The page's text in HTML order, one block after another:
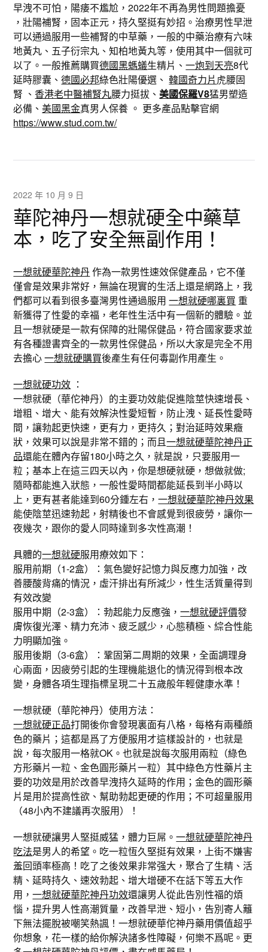
早洩不可怕，陽痿不尷尬，2022年不再為男性問題擔憂
，壯陽補腎，固本正元，持久堅挺有妙招。治療男性早泄
可以通過服用一些補腎的中草藥，一般的中藥治療有六味
地黃丸、五子衍宗丸、知柏地黃丸等，使用其中一個就可
以了。一般推薦購買德國黑螞蟻生精片、一炮到天亮8代
延時膠囊、德國必邦綠色壯陽優選、韓國奇力片虎腰固
腎 、香港老中醫補腎丸腰力挺拔、美國保羅V8猛男塑造
必備、美國黑金真男人保養 。 更多產品點擊官網
https://www.stud.com.tw/
2022 年 10 月 9 日
華陀神丹一想就硬全中藥草
本，吃了安全無副作用！
一想就硬華陀神丹作為一款男性速效保健產品，它不僅
僅會是效果非常好，無論在現實的生活上還是網路上，我
們都可以看到很多臺灣男性通過服用一想就硬哪裏買 重
新獲得了性愛的幸福，老年性生活中有一個新的體驗。並
且一想就硬是一款有保障的壯陽保健品，符合國家要求並
有各種證書齊全的一款男性保健品，所以大家是完全不用
去擔心一想就硬購買後產生有任何毒副作用產生。
一想就硬功效 ：
一想就硬（華佗神丹）的主要功效能促進陰莖快速增長、
增粗、增大、能有效解決性愛短暫，防止洩、延長性愛時
間，讓勃起更快速，更有力，更持久；對治延時效果癥
狀，效果可以說是非常不錯的；而且一想就硬華陀神丹正
品還能在體內存留180小時之久，就是說，只要服用一
粒；基本上在這三四天以內，你是想硬就硬，想做就做;
隨時都能進入狀態，一般性愛時間都能延長到半小時以
上，更有甚者能達到60分鍾左右，一想就硬華陀神丹效果
能使陰莖迅速勃起，射精後也不會感覺到很疲勞，讓你一
夜幾次，跟你的愛人同時達到多次性高潮！
具體的一想就硬服用療效如下：
服用前期（1-2盒）：氣色變好記憶力與反應力加強，改
善腰酸背痛的情況，虛汗排出有所減少，性生活質量得到
有效改變
服用中期（2-3盒）：勃起能力反應強，一想就硬評價發
膚恢復光澤、精力充沛、疲乏感少，心態積極、綜合性能
力明顯加強。
服用後期（3-6盒）：鞏固第二周期的效果，全面調理身
心兩面，因疲勞引起的生理機能退化的情況得到根本改
變，身體各項生理指標呈現二十五歲般年輕健康水準！
一想就硬（華陀神丹）使用方法：
一想就硬正品打開後你會發現裏面有八格，每格有兩種顔
色的藥片；這都是爲了方便服用才這樣設計的，也就是
說，每次服用一格就OK。也就是說每次服用兩粒（綠色
方形藥片一粒、金色圓形藥片一粒）其中綠色方性藥片主
要的功效是用於改善早洩持久延時的作用；金色的圓形藥
片是用於提高性欲、幫助勃起更硬的作用；不可超量服用
（48小內不建議再次服用）！
一想就硬讓男人堅挺威猛，體力巨屌。一想就硬華陀神丹
吃法是男人的希望。吃一粒恆久堅挺有效果，上街不嫌害
羞回頭率極高！吃了之後效果非常强大，聚合了生精、活
精、延時持久、速效勃起、增大增硬不在話下等五大作
用，一想就硬華陀神丹功效還讓男人從此告別性福的煩
惱，提升男人性高潮質量，改善早泄、短小，告別寄人籬
下無法擺脫被嘲笑熱諷！一想就硬華佗神丹藥用價值超乎
你想象，花一樣的給你解決諸多性障礙，何樂不爲呢。更